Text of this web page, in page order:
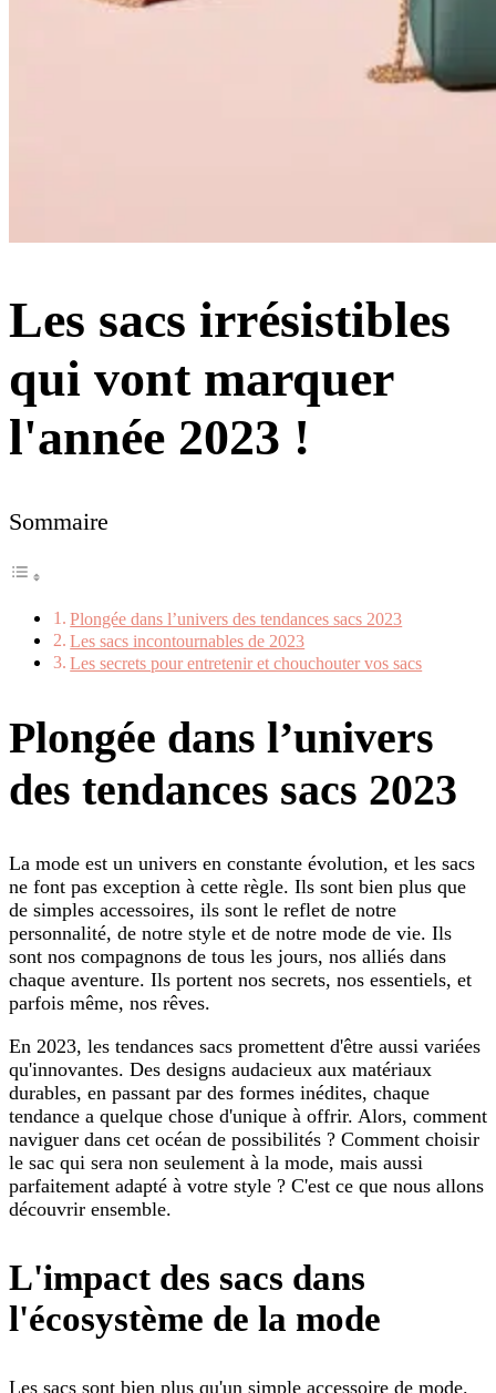
Les sacs irrésistibles
qui vont marquer
l'année 2023 !
Sommaire
Plongée dans l’univers des tendances sacs 2023
Les sacs incontournables de 2023
Les secrets pour entretenir et chouchouter vos sacs
Plongée dans l’univers
des tendances sacs 2023
La mode est un univers en constante évolution, et les sacs
ne font pas exception à cette règle. Ils sont bien plus que
de simples accessoires, ils sont le reflet de notre
personnalité, de notre style et de notre mode de vie. Ils
sont nos compagnons de tous les jours, nos alliés dans
chaque aventure. Ils portent nos secrets, nos essentiels, et
parfois même, nos rêves.
En 2023, les tendances sacs promettent d'être aussi variées
qu'innovantes. Des designs audacieux aux matériaux
durables, en passant par des formes inédites, chaque
tendance a quelque chose d'unique à offrir. Alors, comment
naviguer dans cet océan de possibilités ? Comment choisir
le sac qui sera non seulement à la mode, mais aussi
parfaitement adapté à votre style ? C'est ce que nous allons
découvrir ensemble.
L'impact des sacs dans
l'écosystème de la mode
Les sacs sont bien plus qu'un simple accessoire de mode.